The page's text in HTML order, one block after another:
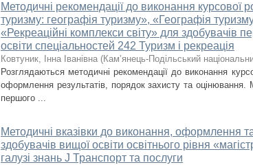
Методичні рекомендації до виконання курсової
туризму: географія туризму», «Географія
«Рекреаційні комплекси світу» для здобувачів
освіти спеціальностей 242 Туризм і рекреація
Ковтуник, Інна Іванівна (Кам’янець-Подільський
Розглядаються методичні рекомендації до виконання
оформлення результатів, порядок захисту та оцінювання.
першого ...
Методичні вказівки до виконання, оформлення
здобувачів вищої освіти освітнього рівня
галузі знань J Транспорт та послуги